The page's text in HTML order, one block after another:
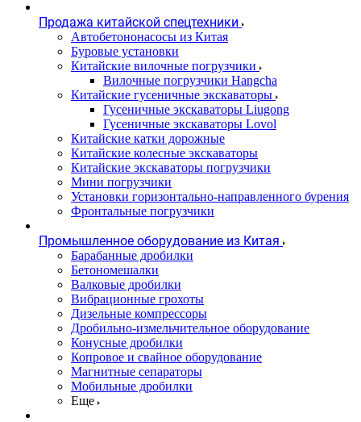
Продажа китайской спецтехники
Автобетононасосы из Китая
Буровые установки
Китайские вилочные погрузчики
Вилочные погрузчики Hangcha
Китайские гусеничные экскаваторы
Гусеничные экскаваторы Liugong
Гусеничные экскаваторы Lovol
Китайские катки дорожные
Китайские колесные экскаваторы
Китайские экскаваторы погрузчики
Мини погрузчики
Установки горизонтально-направленного бурения
Фронтальные погрузчики
Промышленное оборудование из Китая
Барабанные дробилки
Бетономешалки
Валковые дробилки
Вибрационные грохоты
Дизельные компрессоры
Дробильно-измельчительное оборудование
Конусные дробилки
Копровое и свайное оборудование
Магнитные сепараторы
Мобильные дробилки
Еще